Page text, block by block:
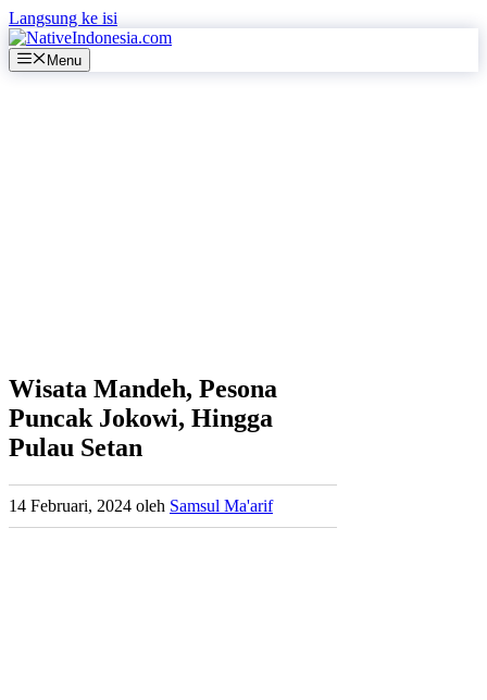
Langsung ke isi
Menu
Wisata Mandeh, Pesona
Puncak Jokowi, Hingga
Pulau Setan
14 Februari, 2024 oleh Samsul Ma'arif